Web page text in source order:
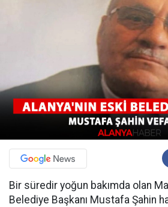
Bir süredir yoğun bakımda olan
Belediye Başkanı Mustafa Şahin